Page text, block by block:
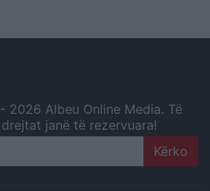
2026 Albeu Online Media. Të
janë të rezervuara!